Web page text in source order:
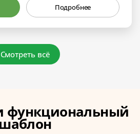
Подробнее
Смотреть всё
функциональный
шаблон